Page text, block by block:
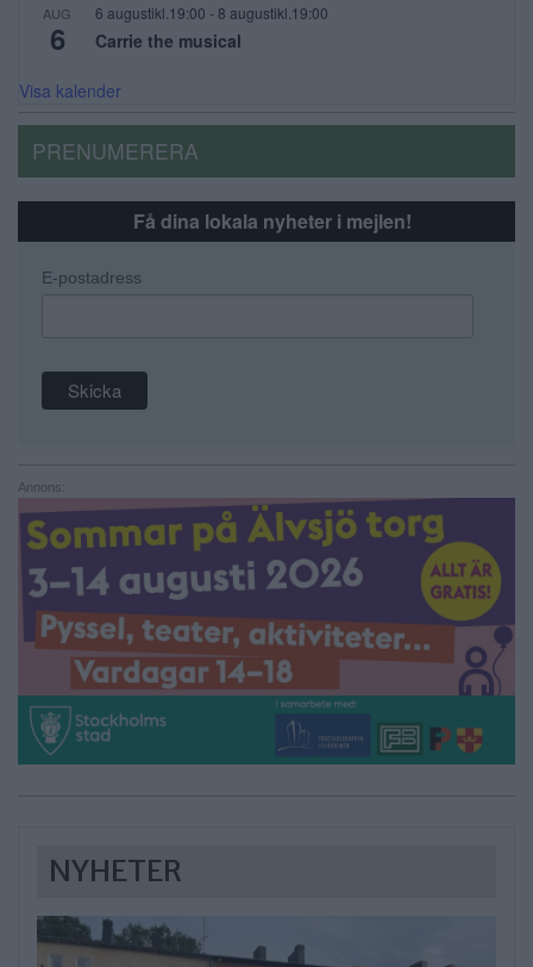
AUG
6
6 augustikl.19:00 - 8 augustikl.19:00
Carrie the musical
Visa kalender
PRENUMERERA
Få dina lokala nyheter i mejlen!
E-postadress
Annons:
NYHETER